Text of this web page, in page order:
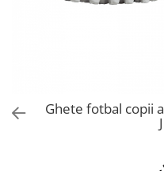
Bluze fotbal copii
Sorturi fotbal femei
Pantaloni lungi fotbal femei
Ghete fotbal copii